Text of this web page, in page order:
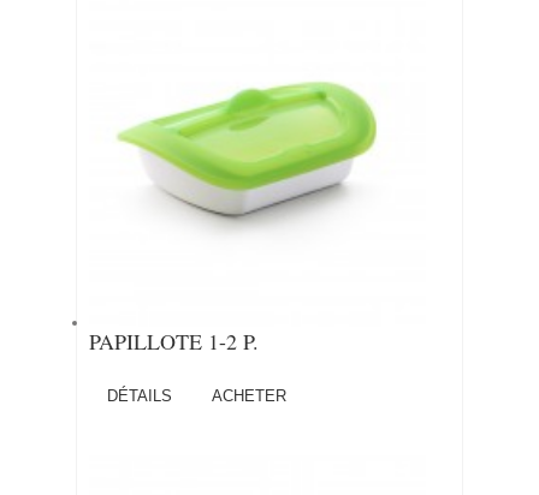
PAPILLOTE 1-2 P.
DÉTAILS ACHETER